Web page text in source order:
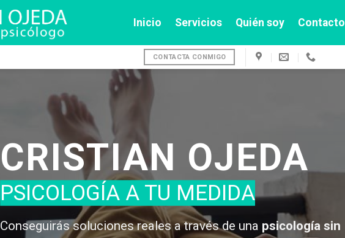
Inicio Servicios Quién soy Contacto
CONTACTA CONMIGO
CRISTIAN OJEDA
PSICOLOGÍA A TU MEDIDA
Conseguirás soluciones reales a través de una psicología sin